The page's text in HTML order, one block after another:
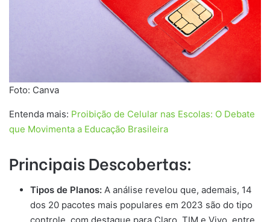
Foto: Canva
Entenda mais: Proibição de Celular nas Escolas: O Debate
que Movimenta a Educação Brasileira
Principais Descobertas:
Tipos de Planos: A análise revelou que, ademais, 14
dos 20 pacotes mais populares em 2023 são do tipo
controle, com destaque para Claro, TIM e Vivo, entre